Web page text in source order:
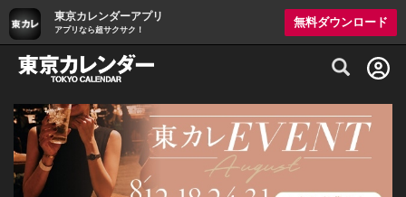
東京カレンダーアプリ
アプリなら超サクサク！
無料ダウンロード
グルメ情報・プレミアムレストラン予約